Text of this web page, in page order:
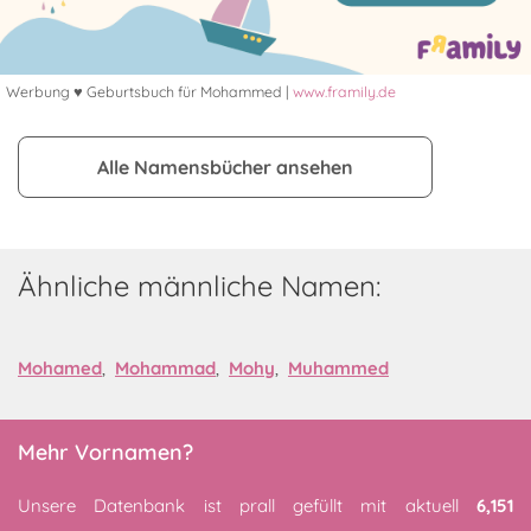
Werbung ♥ Geburtsbuch für Mohammed | www.framily.de
Alle Namensbücher ansehen
Ähnliche männliche Namen:
Mohamed, Mohammad, Mohy, Muhammed
Mehr Vornamen?
Unsere Datenbank ist prall gefüllt mit aktuell 6,151